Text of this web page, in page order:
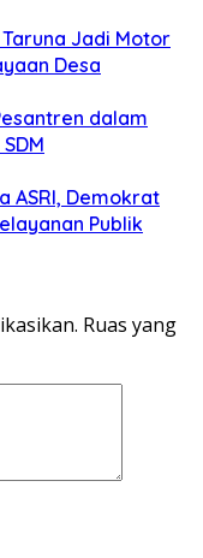
Jadi Motor
Desa
dalam
ASRI, Demokrat
Publik
Ruas yang